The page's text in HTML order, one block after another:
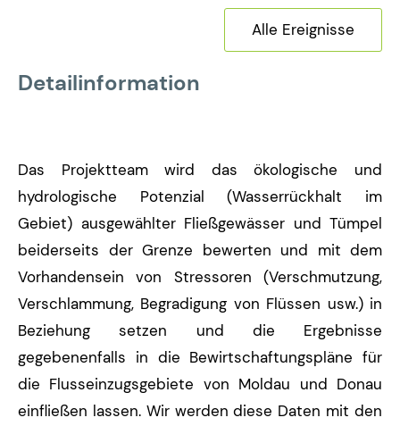
Alle Ereignisse
Detailinformation
Das Projektteam wird das ökologische und
hydrologische Potenzial (Wasserrückhalt im
Gebiet) ausgewählter Fließgewässer und Tümpel
beiderseits der Grenze bewerten und mit dem
Vorhandensein von Stressoren (Verschmutzung,
Verschlammung, Begradigung von Flüssen usw.) in
Beziehung setzen und die Ergebnisse
gegebenenfalls in die Bewirtschaftungspläne für
die Flusseinzugsgebiete von Moldau und Donau
einfließen lassen. Wir werden diese Daten mit den